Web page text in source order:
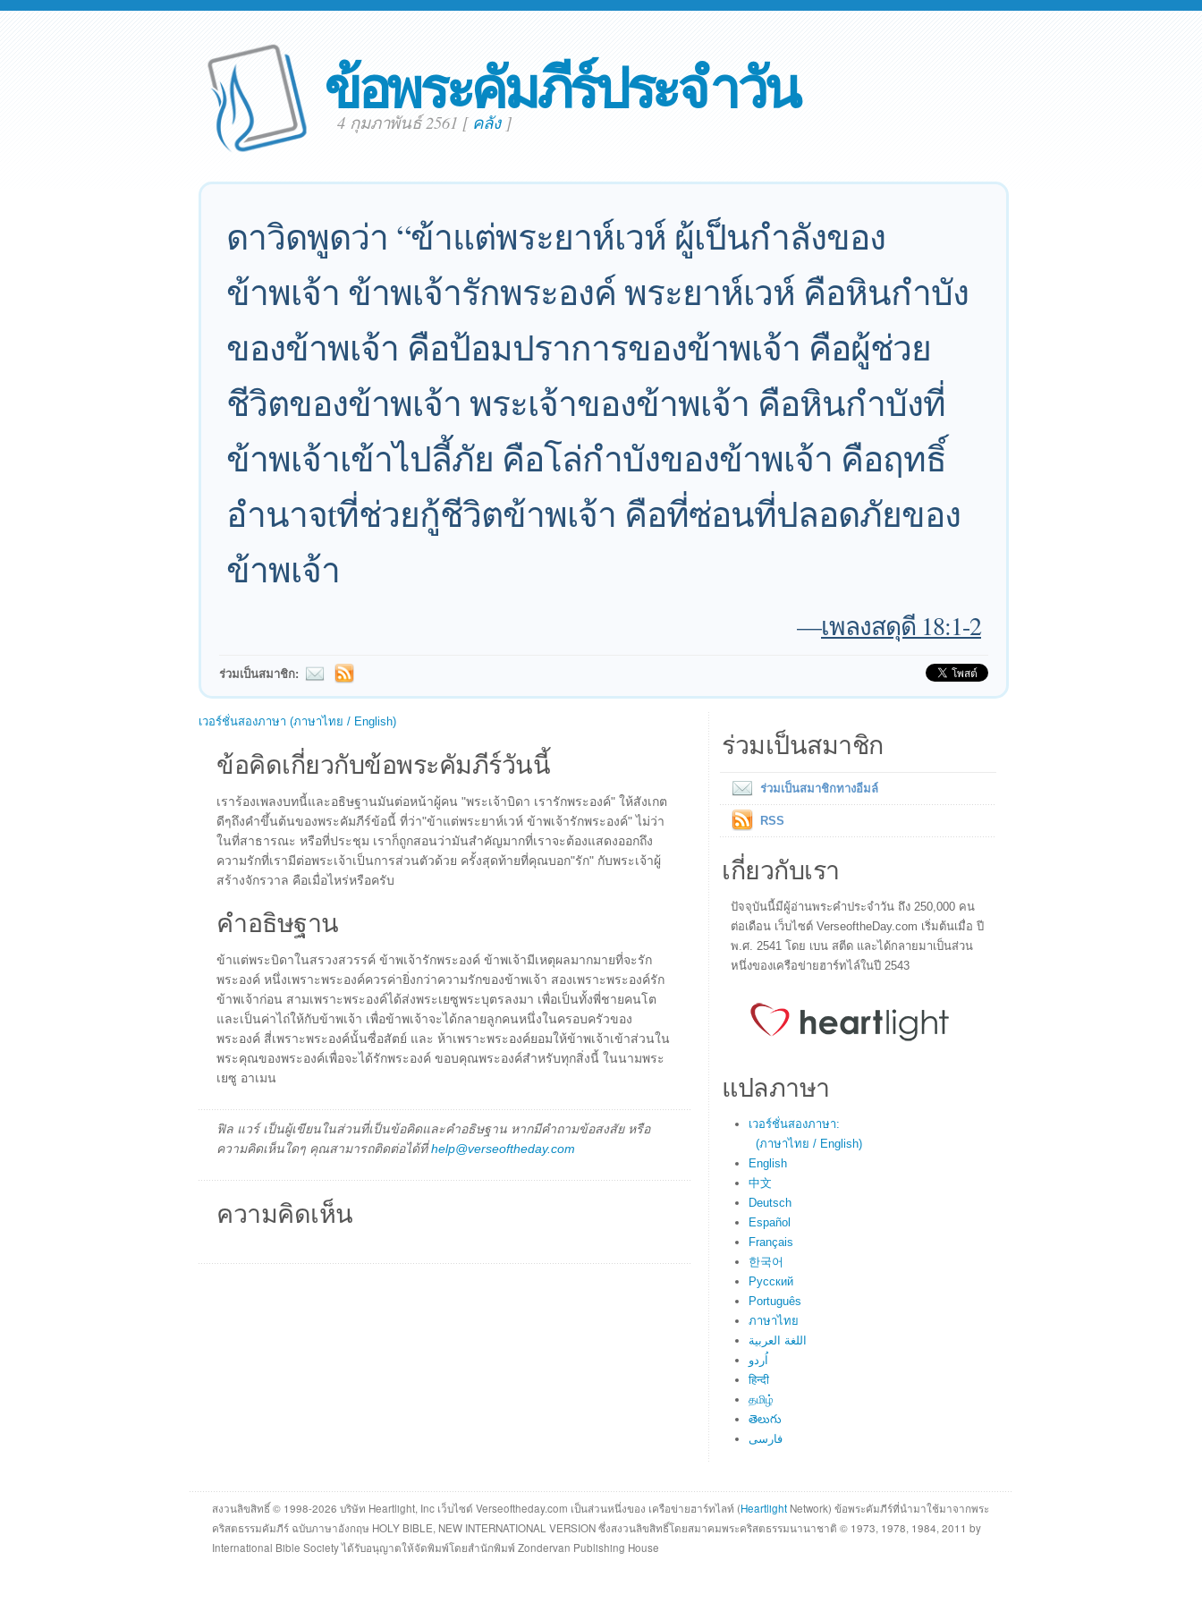
ข้อพระคัมภีร์ประจำวัน
4 กุมภาพันธ์ 2561 [ คลัง]
ดาวิดพูดว่า “ข้าแต่พระยาห์เวห์ ผู้เป็นกำลังของ
ข้าพเจ้า ข้าพเจ้ารักพระองค์ พระยาห์เวห์ คือหินกำบัง
ของข้าพเจ้า คือป้อมปราการของข้าพเจ้า คือผู้ช่วย
ชีวิตของข้าพเจ้า พระเจ้าของข้าพเจ้า คือหินกำบังที่
ข้าพเจ้าเข้าไปลี้ภัย คือโล่กำบังของข้าพเจ้า คือฤทธิ์
อำนาจtที่ช่วยกู้ชีวิตข้าพเจ้า คือที่ซ่อนที่ปลอดภัยของ
ข้าพเจ้า
—เพลงสดุดี 18:1-2
ร่วมเป็นสมาชิก:
เวอร์ชั่นสองภาษา (ภาษาไทย / English)
ข้อคิดเกี่ยวกับข้อพระคัมภีร์วันนี้
เราร้องเพลงบทนี้และอธิษฐานมันต่อหน้าผู้คน "พระเจ้าบิดา เรารักพระองค์" ให้สังเกต
ดีๆถึงคำขึ้นต้นของพระคัมภีร์ข้อนี้ ที่ว่า"ข้าแต่พระยาห์เวห์ ข้าพเจ้ารักพระองค์" ไม่ว่า
ในที่สาธารณะ หรือที่ประชุม เราก็ถูกสอนว่ามันสำคัญมากที่เราจะต้องแสดงออกถึง
ความรักที่เรามีต่อพระเจ้าเป็นการส่วนตัวด้วย ครั้งสุดท้ายที่คุณบอก"รัก" กับพระเจ้าผู้
สร้างจักรวาล คือเมื่อไหร่หรือครับ
คำอธิษฐาน
ข้าแต่พระบิดาในสรวงสวรรค์ ข้าพเจ้ารักพระองค์ ข้าพเจ้ามีเหตุผลมากมายที่จะรัก
พระองค์ หนึ่งเพราะพระองค์ควรค่ายิ่งกว่าความรักของข้าพเจ้า สองเพราะพระองค์รัก
ข้าพเจ้าก่อน สามเพราะพระองค์ได้ส่งพระเยซูพระบุตรลงมา เพื่อเป็นทั้งพี่ชายคนโต
และเป็นค่าไถ่ให้กับข้าพเจ้า เพื่อข้าพเจ้าจะได้กลายลูกคนหนึ่งในครอบครัวของ
พระองค์ สี่เพราะพระองค์นั้นซื่อสัตย์ และ ห้าเพราะพระองค์ยอมให้ข้าพเจ้าเข้าส่วนใน
พระคุณของพระองค์เพื่อจะได้รักพระองค์ ขอบคุณพระองค์สำหรับทุกสิ่งนี้ ในนามพระ
เยซู อาเมน
ฟิล แวร์ เป็นผู้เขียนในส่วนที่เป็นข้อคิดและคำอธิษฐาน หากมีคำถามข้อสงสัย หรือ
ความคิดเห็นใดๆ คุณสามารถติดต่อได้ที่help@verseoftheday.com
ความคิดเห็น
ร่วมเป็นสมาชิก
ร่วมเป็นสมาชิกทางอีมล์
RSS
เกี่ยวกับเรา
ปัจจุบันนี้มีผู้อ่านพระคำประจำวัน ถึง 250,000 คน
ต่อเดือน เว็บไซต์ VerseoftheDay.com เริ่มต้นเมื่อ ปี
พ.ศ. 2541 โดย เบน สตีด และได้กลายมาเป็นส่วน
หนึ่งของเครือข่ายฮาร์ทไล์ในปี 2543
แปลภาษา
เวอร์ชั่นสองภาษา:
(ภาษาไทย / English)
English
中文
Deutsch
Español
Français
한국어
Русский
Português
ภาษาไทย
اللغة العربية
اُردو
हिन्दी
தமிழ்
తెలుగు
فارسی
สงวนลิขสิทธิ์ © 1998-2026 บริษัท Heartlight, Inc เว็บไซต์ Verseoftheday.com เป็นส่วนหนึ่งของ เครือข่ายฮาร์ทไลท์ (Heartlight Network) ข้อพระคัมภีร์ที่นำมาใช้มาจากพระ
คริสตธรรมคัมภีร์ ฉบับภาษาอังกฤษ HOLY BIBLE, NEW INTERNATIONAL VERSION ซึ่งสงวนลิขสิทธิ์โดยสมาคมพระคริสตธรรมนานาชาติ © 1973, 1978, 1984, 2011 by
International Bible Society ได้รับอนุญาตให้จัดพิมพ์โดยสำนักพิมพ์ Zondervan Publishing House